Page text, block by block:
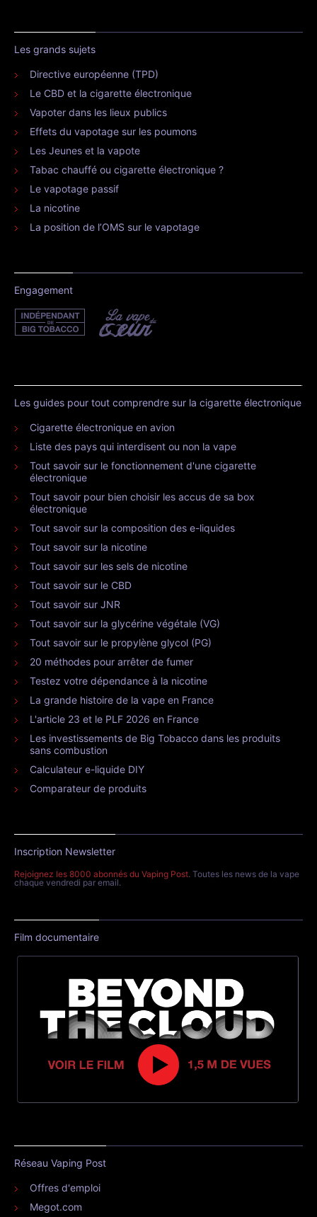
Les grands sujets
Directive européenne (TPD)
Le CBD et la cigarette électronique
Vapoter dans les lieux publics
Effets du vapotage sur les poumons
Les Jeunes et la vapote
Tabac chauffé ou cigarette électronique ?
Le vapotage passif
La nicotine
La position de l’OMS sur le vapotage
Engagement
Les guides pour tout comprendre sur la cigarette électronique
Cigarette électronique en avion
Liste des pays qui interdisent ou non la vape
Tout savoir sur le fonctionnement d'une cigarette
électronique
Tout savoir pour bien choisir les accus de sa box
électronique
Tout savoir sur la composition des e-liquides
Tout savoir sur la nicotine
Tout savoir sur les sels de nicotine
Tout savoir sur le CBD
Tout savoir sur JNR
Tout savoir sur la glycérine végétale (VG)
Tout savoir sur le propylène glycol (PG)
20 méthodes pour arrêter de fumer
Testez votre dépendance à la nicotine
La grande histoire de la vape en France
L'article 23 et le PLF 2026 en France
Les investissements de Big Tobacco dans les produits
sans combustion
Calculateur e-liquide DIY
Comparateur de produits
Inscription Newsletter
Rejoignez les 8000 abonnés du Vaping Post. Toutes les news de la vape
chaque vendredi par email.
Film documentaire
Réseau Vaping Post
Offres d'emploi
Megot.com